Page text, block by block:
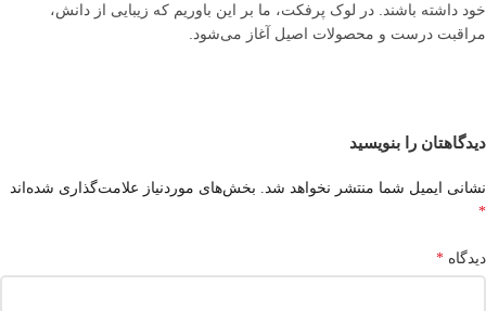
خود داشته باشند. در لوک پرفکت، ما بر این باوریم که زیبایی از دانش،
مراقبت درست و محصولات اصیل آغاز می‌شود.
دیدگاهتان را بنویسید
نشانی ایمیل شما منتشر نخواهد شد. بخش‌های موردنیاز علامت‌گذاری شده‌اند
*
دیدگاه *